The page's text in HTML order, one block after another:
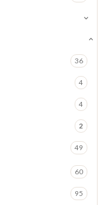
36
4
4
2
49
60
95